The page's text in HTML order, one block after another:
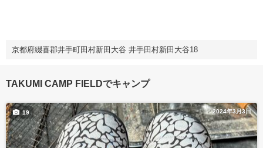
京都府綴喜郡井手町田村新田大谷 井手田村新田大谷18
TAKUMI CAMP FIELDでキャンプ
2024年3月3日
19